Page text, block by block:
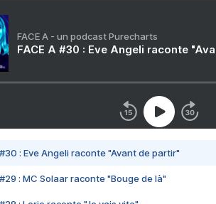
FACE A - un podcast Purecharts
FACE A #30 : Eve Angeli raconte
#30 : Eve Angeli raconte "Avant de partir"
#29 : MC Solaar raconte "Bouge de là"